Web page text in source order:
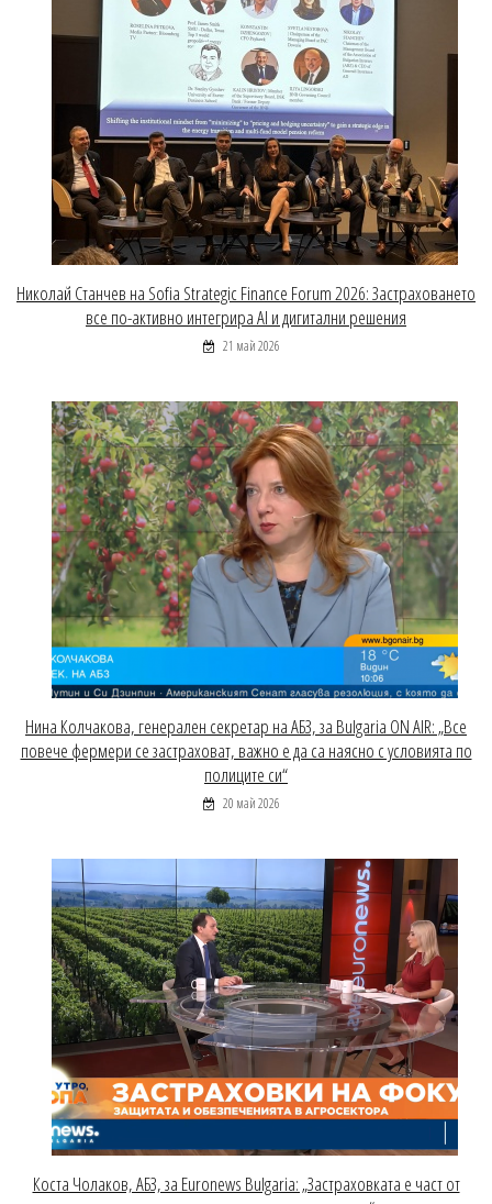
Николай Станчев на Sofia Strategic Finance Forum 2026: Застраховането
все по-активно интегрира AI и дигитални решения
21 май 2026
Нина Колчакова, генерален секретар на АБЗ, за Bulgaria ON AIR: „Все
повече фермери се застраховат, важно е да са наясно с условията по
полиците си“
20 май 2026
Коста Чолаков, АБЗ, за Euronews Bulgaria: „Застраховката е част от